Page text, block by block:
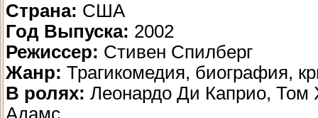
Страна: США
Год Выпуска: 2002
Режиссер: Стивен Спилберг
Жанр: Трагикомедия, биография,
В ролях: Леонардо Ди Каприо,
Адамс